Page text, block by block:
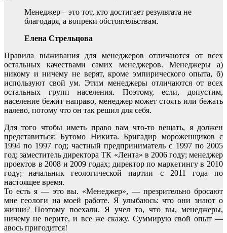
Менеджер – это тот, кто достигает результата не
благодаря, а вопреки обстоятельствам.
Елена Стрельцова
Правила выживания для менеджеров отличаются от всех
остальных качествами самих менеджеров. Менеджеры а)
никому и ничему не верят, кроме эмпирического опыта, б)
используют свой ум. Этим менеджеры отличаются от всех
остальных групп населения. Поэтому, если, допустим,
население бежит направо, менеджер может стоять или бежать
налево, потому что он так решил для себя.
Для того чтобы иметь право вам что-то вещать, я должен
представиться: Бутомо Никита. Бригадир мороженщиков с
1994 по 1997 год; частный предприниматель с 1997 по 2005
год; заместитель директора ТК «Лента» в 2006 году; менеджер
проектов в 2008 и 2009 годах; директор по маркетингу в 2010
году; начальник геологической партии с 2011 года по
настоящее время.
То есть я ― это вы. «Менеджер», ― презрительно бросают
мне геологи на моей работе. Я улыбаюсь: что они знают о
жизни? Поэтому поехали. Я учел то, что вы, менеджеры,
ничему не верите, и все же скажу. Суммирую свой опыт ―
авось пригодится!